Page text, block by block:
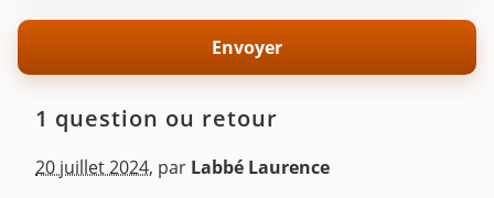
1 question ou retour
20 juillet 2024, par Labbé Laurence